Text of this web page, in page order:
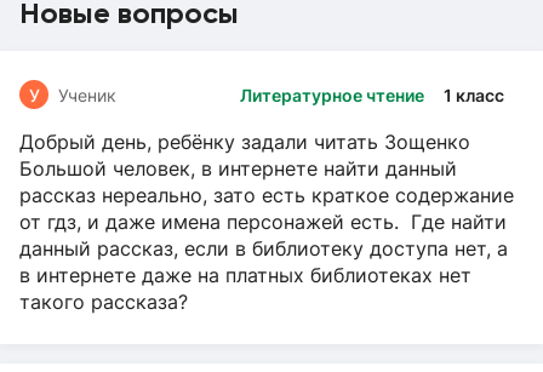
Новые вопросы
Литературное чтение 1 класс
У Ученик
Добрый день, ребёнку задали читать Зощенко
Большой человек, в интернете найти данный
рассказ нереально, зато есть краткое содержание
от гдз, и даже имена персонажей есть. Где найти
данный рассказ, если в библиотеку доступа нет, а
в интернете даже на платных библиотеках нет
такого рассказа?